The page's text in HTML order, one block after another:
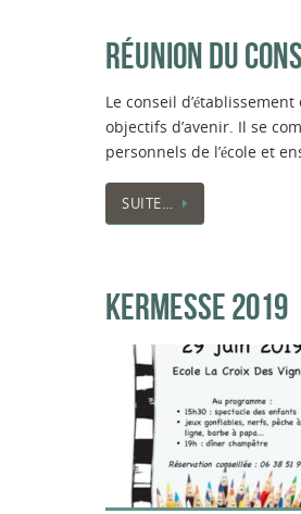
RÉUNION DU
Le conseil
objectifs d’avenir. Il se
personnels de l’école et
SUITE…
KERMESSE 2019